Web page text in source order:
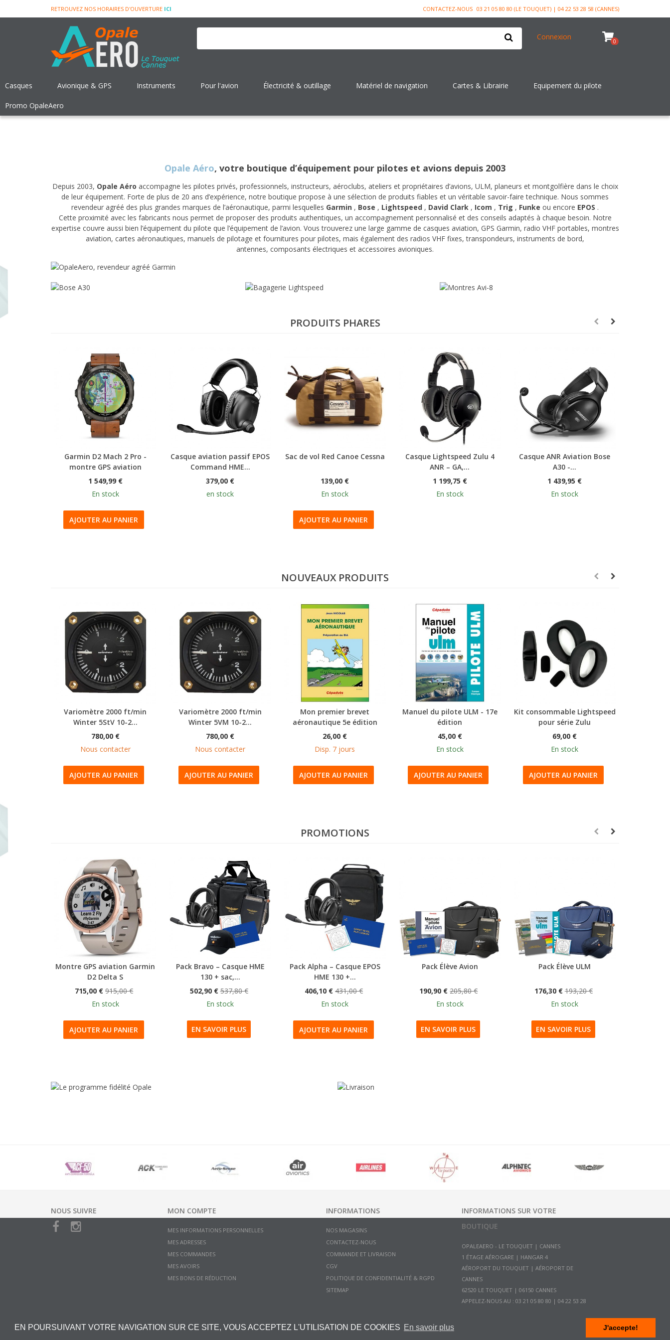
EN POURSUIVANT VOTRE NAVIGATION SUR CE SITE, VOUS ACCEPTEZ L'UTILISATION DE COOKIES En savoir plus J'accepte!
CONTACTEZ-NOUS 03 21 05 80 80 (LE TOUQUET) | 04 22 53 28 58 (CANNES)
RETROUVEZ NOS HORAIRES D'OUVERTURE ICI
Connexion 0
Casques Avionique & GPS Instruments Pour l'avion Électricité & outillage Matériel de navigation Cartes & Librairie Equipement du pilote
Promo OpaleAero
Opale Aéro, votre boutique d’équipement pour pilotes et avions depuis 2003
Depuis 2003, Opale Aéro accompagne les pilotes privés, professionnels, instructeurs, aéroclubs, ateliers et propriétaires d’avions, ULM, planeurs et montgolfière dans le choix
de leur équipement. Forte de plus de 20 ans d’expérience, notre boutique propose à une sélection de produits fiables et un véritable savoir-faire technique. Nous sommes
revendeur agréé des plus grandes marques de l’aéronautique, parmi lesquelles Garmin , Bose , Lightspeed , David Clark , Icom , Trig , Funke ou encore EPOS .
Cette proximité avec les fabricants nous permet de proposer des produits authentiques, un accompagnement personnalisé et des conseils adaptés à chaque besoin. Notre
expertise couvre aussi bien l’équipement du pilote que l’équipement de l’avion. Vous trouverez une large gamme de casques aviation, GPS Garmin, radio VHF portables, montres
aviation, cartes aéronautiques, manuels de pilotage et fournitures pour pilotes, mais également des radios VHF fixes,transpondeurs, instruments de bord,
antennes, composants électriques et accessoires avioniques.
PRODUITS PHARES
Garmin D2 Mach 2 Pro -
montre GPS aviation
1 549,99 €
En stock
AJOUTER AU PANIER
Casque aviation passif EPOS
Command HME...
379,00 €
en stock
Sac de vol Red Canoe Cessna
139,00 €
En stock
AJOUTER AU PANIER
Casque Lightspeed Zulu 4
ANR – GA,...
1 199,75 €
En stock
Casque ANR Aviation Bose
A30 -...
1 439,95 €
En stock
NOUVEAUX PRODUITS
Variomètre 2000 ft/min
Winter 5StV 10-2...
780,00 €
Nous contacter
AJOUTER AU PANIER
Variomètre 2000 ft/min
Winter 5VM 10-2...
780,00 €
Nous contacter
AJOUTER AU PANIER
Mon premier brevet
aéronautique 5e édition
26,00 €
Disp. 7 jours
AJOUTER AU PANIER
Manuel du pilote ULM - 17e
édition
45,00 €
En stock
AJOUTER AU PANIER
Kit consommable Lightspeed
pour série Zulu
69,00 €
En stock
AJOUTER AU PANIER
PROMOTIONS
Montre GPS aviation Garmin
D2 Delta S
715,00 € 915,00 €
En stock
AJOUTER AU PANIER
Pack Bravo – Casque HME
130 + sac,...
502,90 € 537,80 €
En stock
EN SAVOIR PLUS
Pack Alpha – Casque EPOS
HME 130 +...
406,10 € 431,00 €
En stock
AJOUTER AU PANIER
Pack Élève Avion
190,90 € 205,80 €
En stock
EN SAVOIR PLUS
Pack Élève ULM
176,30 € 193,20 €
En stock
EN SAVOIR PLUS
NOUS SUIVRE MON COMPTE
MES INFORMATIONS PERSONNELLES
MES ADRESSES
MES COMMANDES
MES AVOIRS
MES BONS DE RÉDUCTION
INFORMATIONS
NOS MAGASINS
CONTACTEZ-NOUS
COMMANDE ET LIVRAISON
CGV
POLITIQUE DE CONFIDENTIALITÉ & RGPD
SITEMAP
INFORMATIONS SUR VOTRE
BOUTIQUE
OPALEAERO - LE TOUQUET | CANNES
1 ÉTAGE AÉROGARE | HANGAR 4
AÉROPORT DU TOUQUET | AÉROPORT DE
CANNES
APPELEZ-NOUS AU : 03 21 05 80 80 | 04 22 53 28